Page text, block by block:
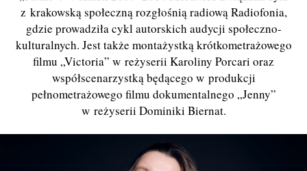
z krakowską społeczną rozgłośnią radiową Radiofonia,
gdzie prowadziła cykl autorskich audycji społeczno-
kulturalnych. Jest także montażystką krótkometrażowego
filmu „Victoria” w reżyserii Karoliny Porcari oraz
współscenarzystką będącego w produkcji
pełnometrażowego filmu dokumentalnego „Jenny”
w reżyserii Dominiki Biernat.